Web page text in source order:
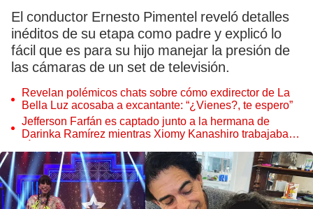
El conductor Ernesto Pimentel reveló detalles
inéditos de su etapa como padre y explicó lo
fácil que es para su hijo manejar la presión de
las cámaras de un set de televisión.
Revelan polémicos chats sobre cómo exdirector de La
Bella Luz acosaba a excantante: “¿Vienes?, te espero”
Jefferson Farfán es captado junto a la hermana de
Darinka Ramírez mientras Xiomy Kanashiro trabajaba: